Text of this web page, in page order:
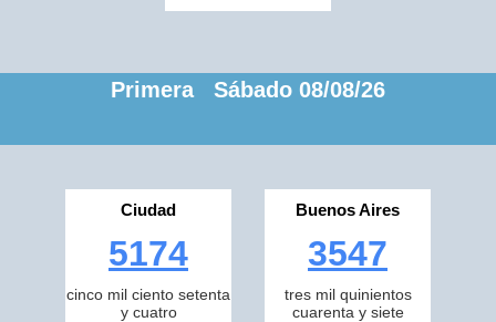
Primera Sábado 08/08/26
Ciudad
5174
cinco mil ciento setenta
y cuatro
Buenos Aires
3547
tres mil quinientos
cuarenta y siete